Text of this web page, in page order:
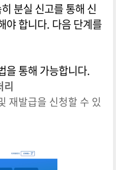
분실 신고를 통해 신
야 합니다. 다음 단계를
을 통해 가능합니다.
리
재발급을 신청할 수 있